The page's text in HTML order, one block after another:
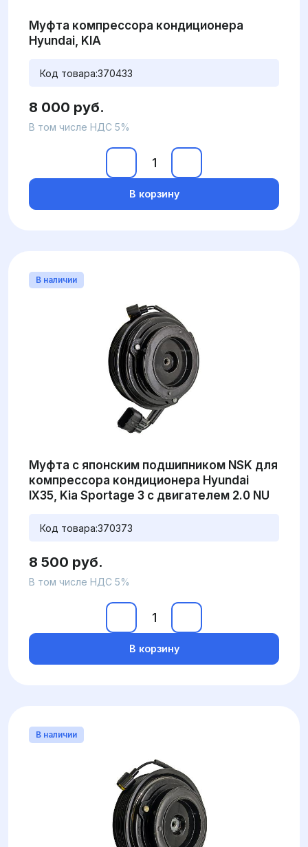
Муфта компрессора кондиционера
Hyundai, KIA
Код товара:370433
8 000 руб.
В том числе НДС 5%
В корзину
В наличии
Муфта с японским подшипником NSK для
компрессора кондиционера Hyundai
IX35, Kia Sportage 3 с двигателем 2.0 NU
Код товара:370373
8 500 руб.
В том числе НДС 5%
В корзину
В наличии